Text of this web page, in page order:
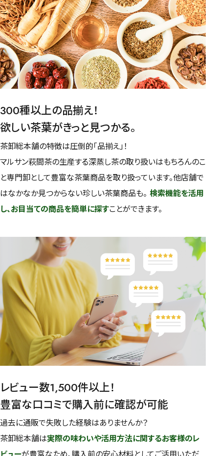
300種以上の品揃え！
欲しい茶葉がきっと見つかる。
茶卸総本舗の特徴は圧倒的「品揃え」！
マルサン萩間茶の生産する深蒸し茶の取り扱いはもちろんのこ
と専門卸として豊富な茶葉商品を取り扱っています。他店舗で
はなかなか見つからない珍しい茶葉商品も。 検索機能を活用
し、お目当ての商品を簡単に探すことができます。
レビュー数1,500件以上！
豊富な口コミで購入前に確認が可能
過去に通販で失敗した経験はありませんか？
茶卸総本舗は実際の味わいや活用方法に関するお客様のレ